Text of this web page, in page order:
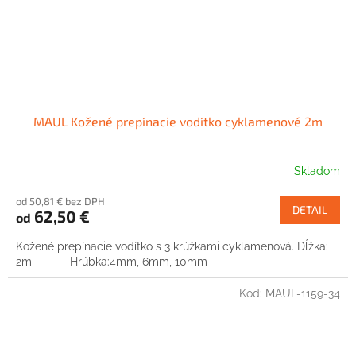
MAUL Kožené prepínacie vodítko cyklamenové 2m
Skladom
od 50,81 € bez DPH
od 62,50 € DETAIL
Kožené prepínacie vodítko s 3 krúžkami cyklamenová. Dĺžka:
2m Hrúbka:4mm, 6mm, 10mm
Kód: MAUL-1159-34